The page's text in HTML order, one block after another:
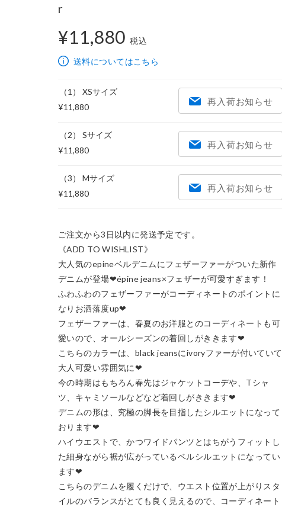
r
¥11,880税込
11,880円送料についてはこちら
（1） XSサイズ
¥11,880
再入荷お知らせ
（2） Sサイズ
¥11,880
再入荷お知らせ
（3） Mサイズ
¥11,880
再入荷お知らせ
ご注文から3日以内に発送予定です。
《ADD TO WISHLIST》
大人気のepineベルデニムにフェザーファーがついた新作
デニムが登場❤︎épine jeans×フェザーが可愛すぎます！
ふわふわのフェザーファーがコーディネートのポイントに
なりお洒落度up❤︎
フェザーファーは、春夏のお洋服とのコーディネートも可
愛いので、オールシーズンの着回しがききます❤︎
こちらのカラーは、black jeansにivoryファーが付いていて
大人可愛い雰囲気に❤︎
今の時期はもちろん春先はジャケットコーデや、Tシャ
ツ、キャミソールなどなど着回しがききます❤︎
デニムの形は、究極の脚長を目指したシルエットになって
おります❤︎
ハイウエストで、かつワイドパンツとはちがうフィットし
た細身ながら裾が広がっているベルシルエットになってい
ます❤︎
こちらのデニムを履くだけで、ウエスト位置が上がりスタ
イルのバランスがとても良く見えるので、コーディネート